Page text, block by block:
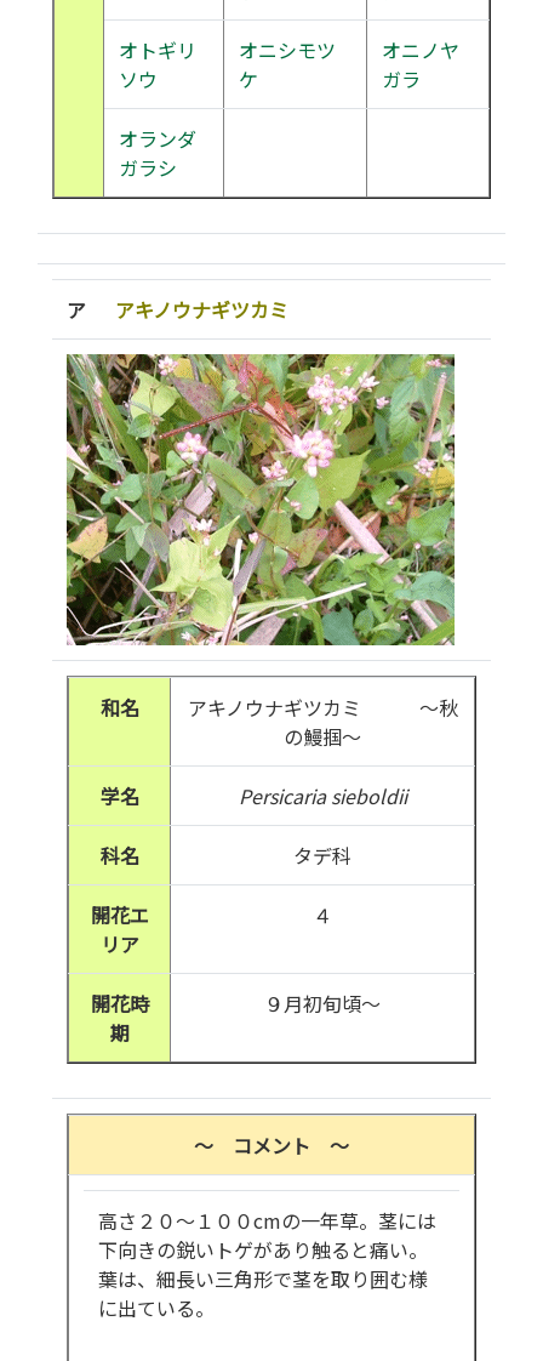
オトギリ
ソウ
オニシモツ
ケ
オニノヤ
ガラ
オランダ
ガラシ
ア アキノウナギツカミ
和名
アキノウナギツカミ ～秋
の鰻掴～
学名 Persicaria sieboldii
科名 タデ科
開花エ
リア
４
開花時
期
９月初旬頃～
～ コメント ～
高さ２０～１００cmの一年草。茎には
下向きの鋭いトゲがあり触ると痛い。
葉は、細長い三角形で茎を取り囲む様
に出ている。